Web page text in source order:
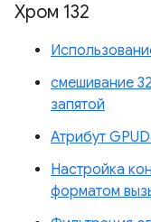
Хром 132
смешивание
запятой
Атрибут
Настройка
форматом